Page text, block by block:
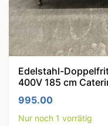
Edelstahl-
400V 185 cm
995.00
Nur noch 1 vorrätig